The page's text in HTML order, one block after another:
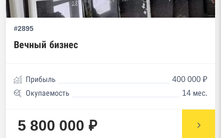
#2895
Вечный бизнес
Прибыль
400 000 ₽
Окупаемость
14 мес.
5 800 000 ₽